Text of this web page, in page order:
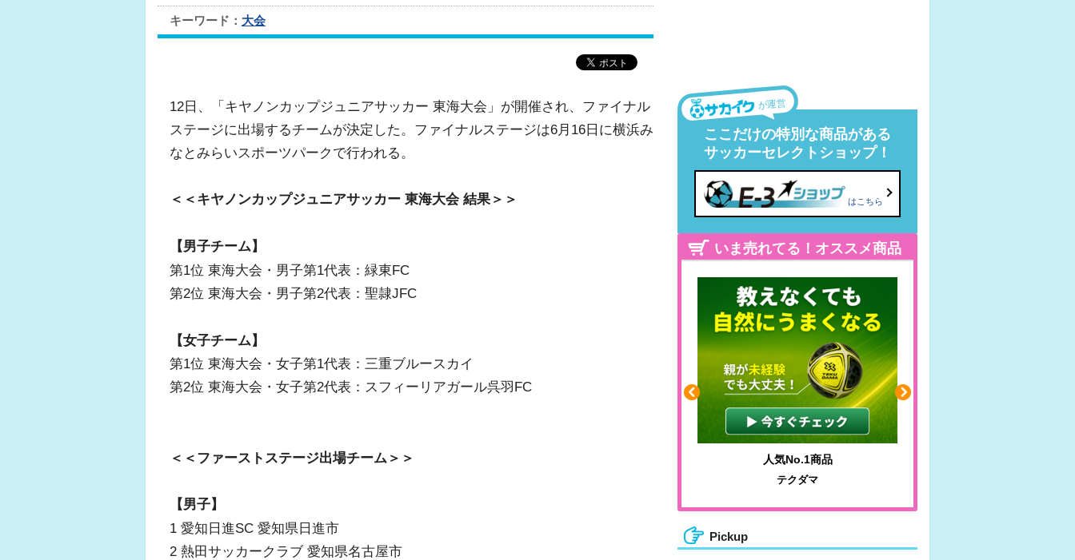
キーワード： 大会
12日、「キヤノンカップジュニアサッカー 東海大会」が開催され、ファイナル
ステージに出場するチームが決定した。ファイナルステージは6月16日に横浜み
なとみらいスポーツパークで行われる。
＜＜キヤノンカップジュニアサッカー 東海大会 結果＞＞
【男子チーム】
第1位 東海大会・男子第1代表：緑東FC
第2位 東海大会・男子第2代表：聖隷JFC
【女子チーム】
第1位 東海大会・女子第1代表：三重ブルースカイ
第2位 東海大会・女子第2代表：スフィーリアガール呉羽FC
＜＜ファーストステージ出場チーム＞＞
【男子】
1 愛知日進SC 愛知県日進市
2 熱田サッカークラブ 愛知県名古屋市
が運営
ここだけの特別な商品がある
サッカーセレクトショップ！
はこちら
いま売れてる！オススメ商品
人気No.1商品
テクダマ
Pickup